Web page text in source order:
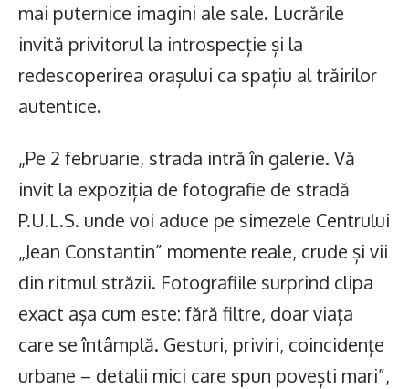
mai puternice imagini ale sale. Lucrările
invită privitorul la introspecție și la
redescoperirea orașului ca spațiu al trăirilor
autentice.
„Pe 2 februarie, strada intră în galerie. Vă
invit la expoziția de fotografie de stradă
P.U.L.S. unde voi aduce pe simezele Centrului
„Jean Constantin” momente reale, crude și vii
din ritmul străzii. Fotografiile surprind clipa
exact așa cum este: fără filtre, doar viața
care se întâmplă. Gesturi, priviri, coincidențe
urbane – detalii mici care spun povești mari”,